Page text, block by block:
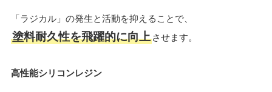
「ラジカル」の発生と活動を抑えることで、
塗料耐久性を飛躍的に向上させます。
高性能シリコンレジン